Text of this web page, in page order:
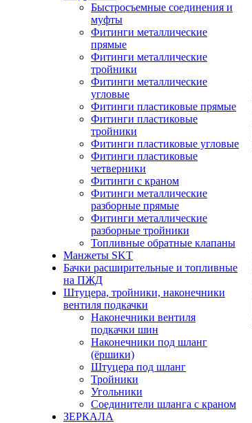
Быстросъемные соединения и
муфты
Фитинги металлические
прямые
Фитинги металлические
тройники
Фитинги металлические
угловые
Фитинги пластиковые прямые
Фитинги пластиковые
тройники
Фитинги пластиковые угловые
Фитинги пластиковые
четверники
Фитинги с краном
Фитинги металлические
разборные прямые
Фитинги металлические
разборные тройники
Топливные обратные клапаны
Манжеты SKT
Бачки расширительные и топливные
на ПЖД
Штуцера, тройники, наконечники
вентиля подкачки
Наконечники вентиля
подкачки шин
Наконечники под шланг
(ёршики)
Штуцера под шланг
Тройники
Угольники
Соединители шланга с краном
ЗЕРКАЛА